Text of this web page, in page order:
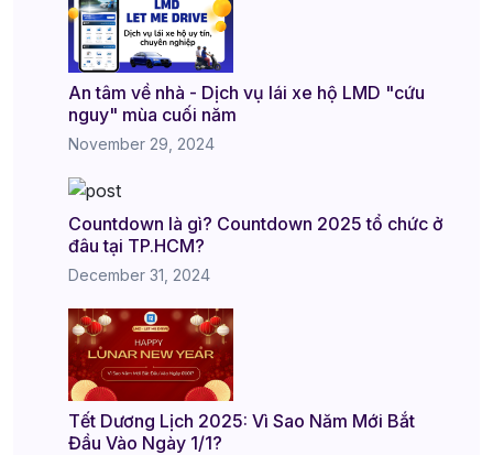
An tâm về nhà - Dịch vụ lái xe hộ LMD "cứu
nguy" mùa cuối năm
November 29, 2024
Countdown là gì? Countdown 2025 tổ chức ở
đâu tại TP.HCM?
December 31, 2024
Tết Dương Lịch 2025: Vì Sao Năm Mới Bắt
Đầu Vào Ngày 1/1?